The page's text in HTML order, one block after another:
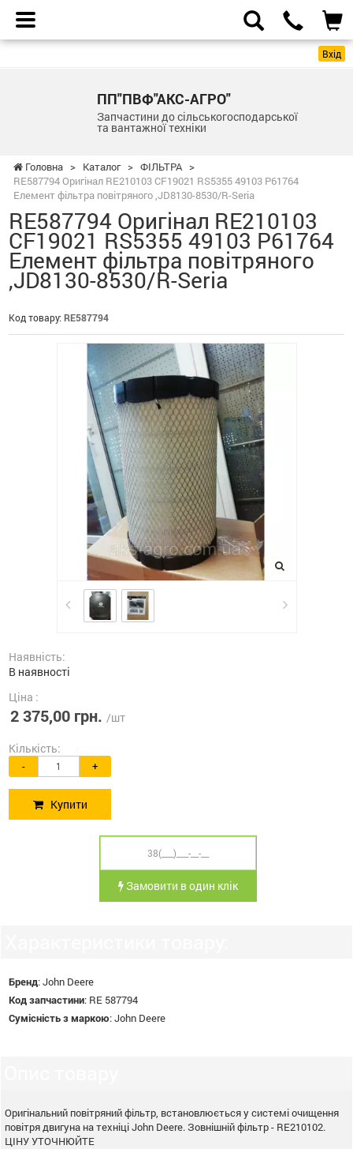
Вхід
ПП"ПВФ"АКС-АГРО"
Запчастини до сільськогосподарської
та вантажної техніки
Головна > Каталог > ФІЛЬТРА >
RE587794 Оригінал RE210103 CF19021 RS5355 49103 P61764
Елемент фільтра повітряного ,JD8130-8530/R-Seria
RE587794 Оригінал RE210103
CF19021 RS5355 49103 P61764
Елемент фільтра повітряного
,JD8130-8530/R-Seria
Код товару: RE587794
Наявність:
В наявності
Ціна :
2 375,00 грн. /шт
Кількість:
- +
Купити
Замовити в один клік
Бренд:John Deere
Код запчастини: RE 587794
Сумісність з маркою:John Deere
Оригінальний повітряний фільтр, встановлюється у системі очищення
повітря двигуна на техніці John Deere. Зовнішній фільтр - RE210102.
ЦІНУ УТОЧНЮЙТЕ